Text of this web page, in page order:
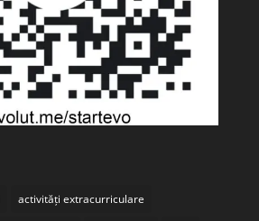
activități extracurriculare